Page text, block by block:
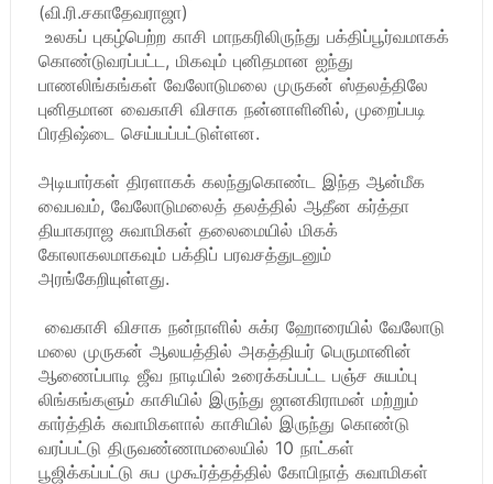
(வி.ரி.சகாதேவராஜா)
உலகப் புகழ்பெற்ற காசி மாநகரிலிருந்து பக்திப்பூர்வமாகக்
கொண்டுவரப்பட்ட, மிகவும் புனிதமான ஐந்து
பாணலிங்கங்கள் வேலோடுமலை முருகன் ஸ்தலத்திலே
புனிதமான வைகாசி விசாக நன்னாளினில், முறைப்படி
பிரதிஷ்டை செய்யப்பட்டுள்ளன.
அடியார்கள் திரளாகக் கலந்துகொண்ட இந்த ஆன்மீக
வைபவம், வேலோடுமலைத் தலத்தில் ஆதீன கர்த்தா
தியாகராஜ சுவாமிகள் தலைமையில் மிகக்
கோலாகலமாகவும் பக்திப் பரவசத்துடனும்
அரங்கேறியுள்ளது.
வைகாசி விசாக நன்நாளில் சுக்ர ஹோரையில் வேலோடு
மலை முருகன் ஆலயத்தில் அகத்தியர் பெருமானின்
ஆணைப்பாடி ஜீவ நாடியில் உரைக்கப்பட்ட பஞ்ச சுயம்பு
லிங்கங்களும் காசியில் இருந்து ஜானகிராமன் மற்றும்
கார்த்திக் சுவாமிகளால் காசியில் இருந்து கொண்டு
வரப்பட்டு திருவண்ணாமலையில் 10 நாட்கள்
பூஜிக்கப்பட்டு சுப முகூர்த்தத்தில் கோபிநாத் சுவாமிகள்